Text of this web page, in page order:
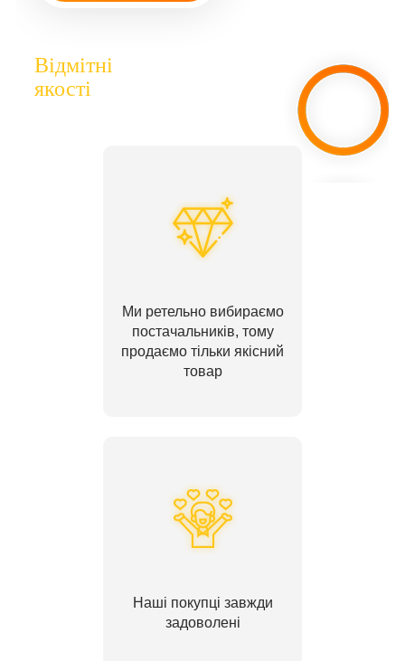
Відмітні
якості
Ми ретельно вибираємо
постачальників, тому
продаємо тільки якісний
товар
Наші покупці завжди
задоволені